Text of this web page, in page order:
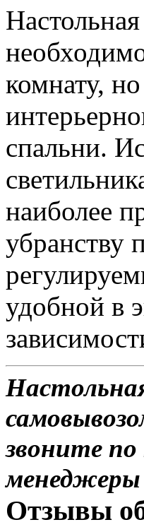
комнату,
спальни.
наиболее
убранству
удобной в
звоните
менеджеры
Отзывы